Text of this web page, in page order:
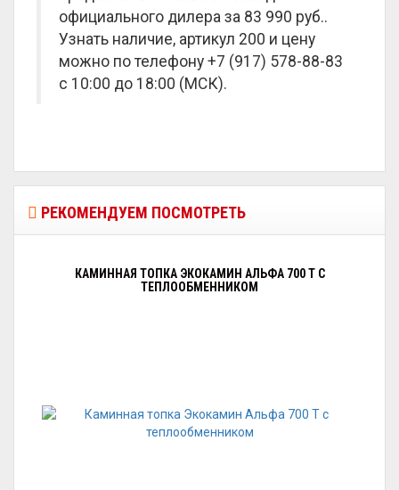
официального дилера за 83 990 руб..
Узнать наличие, артикул 200 и цену
можно по телефону +7 (917) 578-88-83
с 10:00 до 18:00 (МСК).
РЕКОМЕНДУЕМ ПОСМОТРЕТЬ
КАМИННАЯ ТОПКА ЭКОКАМИН АЛЬФА 700 T С
ТЕПЛООБМЕННИКОМ